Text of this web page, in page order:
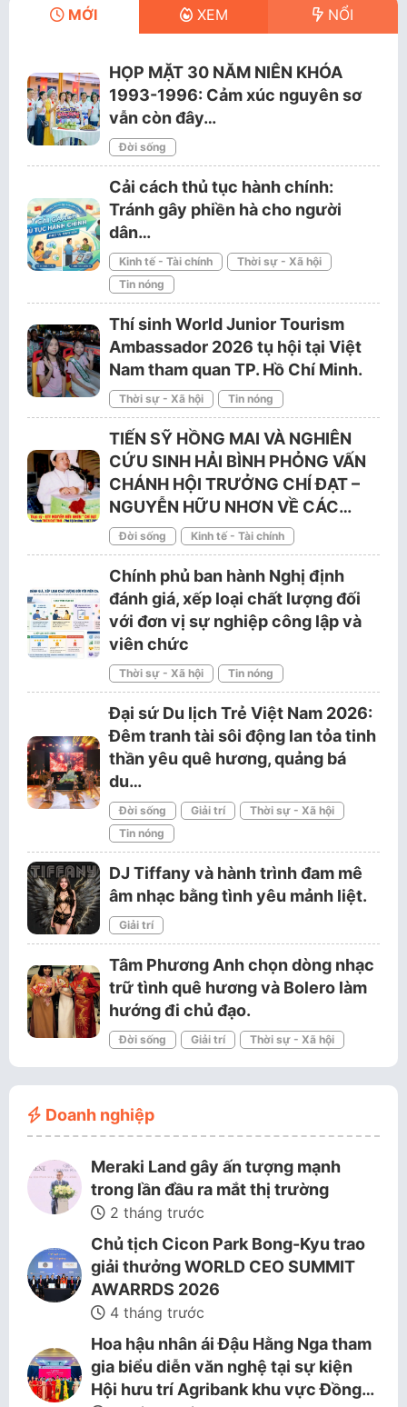
MỚI XEM NỔI
HỌP MẶT 30 NĂM NIÊN KHÓA
1993-1996: Cảm xúc nguyên sơ
vẫn còn đây…
Đời sống
Cải cách thủ tục hành chính:
Tránh gây phiền hà cho người
dân…
Kinh tế - Tài chính
Thời sự - Xã hội
Tin nóng
Thí sinh World Junior Tourism
Ambassador 2026 tụ hội tại Việt
Nam tham quan TP. Hồ Chí Minh.
Thời sự - Xã hội Tin nóng
TIẾN SỸ HỒNG MAI VÀ NGHIÊN
CỨU SINH HẢI BÌNH PHỎNG VẤN
CHÁNH HỘI TRƯỞNG CHÍ ĐẠT –
NGUYỄN HỮU NHƠN VỀ CÁC…
Đời sống Kinh tế - Tài chính
Chính phủ ban hành Nghị định
đánh giá, xếp loại chất lượng đối
với đơn vị sự nghiệp công lập và
viên chức
Thời sự - Xã hội Tin nóng
Đại sứ Du lịch Trẻ Việt Nam 2026:
Đêm tranh tài sôi động lan tỏa tinh
thần yêu quê hương, quảng bá
du…
Đời sống Giải trí
Thời sự - Xã hội
Tin nóng
DJ Tiffany và hành trình đam mê
âm nhạc bằng tình yêu mảnh liệt.
Giải trí
Tâm Phương Anh chọn dòng nhạc
trữ tình quê hương và Bolero làm
hướng đi chủ đạo.
Đời sống Giải trí Thời sự - Xã hội
Doanh nghiệp
Meraki Land gây ấn tượng mạnh
trong lần đầu ra mắt thị trường
2 tháng trước
Chủ tịch Cicon Park Bong-Kyu trao
giải thưởng WORLD CEO SUMMIT
AWARRDS 2026
4 tháng trước
Hoa hậu nhân ái Đậu Hằng Nga tham
gia biểu diễn văn nghệ tại sự kiện
Hội hưu trí Agribank khu vực Đồng…